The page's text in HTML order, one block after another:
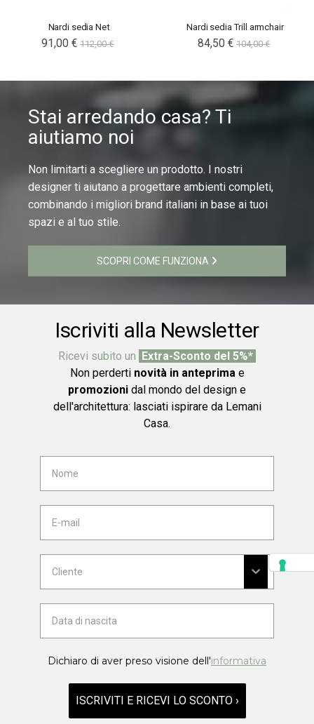
Nardi sedia Net
91,00 € 112,00 €
Nardi sedia Trill armchair
84,50 € 104,00 €
Stai arredando casa? Ti
aiutiamo noi
Non limitarti a scegliere un prodotto. I nostri
designer ti aiutano a progettare ambienti completi,
combinando i migliori brand italiani in base ai tuoi
spazi e al tuo stile.
SCOPRI COME FUNZIONA
Iscriviti alla Newsletter
Ricevi subito un Extra-Sconto del 5%*
Non perderti novità in anteprimae
promozioni dal mondo del design e
dell'architettura: lasciati ispirare da Lemani
Casa.
Dichiaro di aver preso visione dell'informativa
ISCRIVITI E RICEVI LO SCONTO ›